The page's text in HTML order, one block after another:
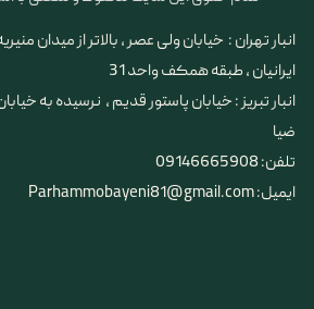
انبار تهران : خیابان ولی عصر ، بالاتر از میدان
ایرانیان ، طبقه همکف واحد 31
​​​​​​​انبار تبریز : خیابان پاستور قدیم ، نرسیده به
ضیا
تلفن: 09146665908
ایمیل: Parhammobayeni81@gmail.com